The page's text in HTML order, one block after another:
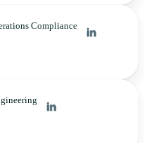
Compliance